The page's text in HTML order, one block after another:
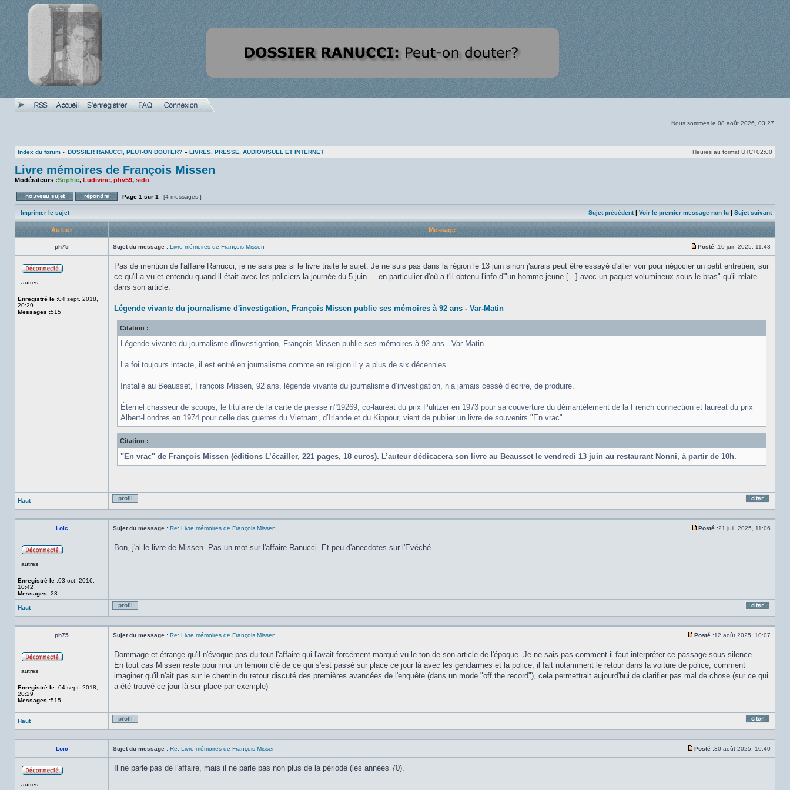
Nous sommes le 08 août 2026, 03:27
Index du forum » DOSSIER RANUCCI, PEUT-ON DOUTER? » LIVRES, PRESSE, AUDIOVISUEL ET INTERNET Heures au format UTC+02:00
Livre mémoires de François Missen
Modérateurs :Sophie, Ludivine, phv59, sido
Poster un nouveau sujetRépondre au sujet
Page 1 sur 1 [4 messages ]
Imprimer le sujet Sujet précédent| Voir le premier message non lu | Sujet suivant
Auteur Message
ph75 Sujet du message : Livre mémoires de François Missen
lu
Posté :10 juin 2025, 11:43
autres
Enregistré le :04 sept. 2018,
20:29
Messages :515
Pas de mention de l'affaire Ranucci, je ne sais pas si le livre traite le sujet. Je ne suis pas dans la région le 13 juin sinon j'aurais peut être essayé d'aller voir pour négocier un petit entretien, sur
ce qu'il a vu et entendu quand il était avec les policiers la journée du 5 juin ... en particulier d'où a t'il obtenu l'info d'"un homme jeune [...] avec un paquet volumineux sous le bras" qu'il relate
dans son article.
Légende vivante du journalisme d'investigation, François Missen publie ses mémoires à 92 ans - Var-Matin
Citation :
Légende vivante du journalisme d'investigation, François Missen publie ses mémoires à 92 ans - Var-Matin
La foi toujours intacte, il est entré en journalisme comme en religion il y a plus de six décennies.
Installé au Beausset, François Missen, 92 ans, légende vivante du journalisme d’investigation, n’a jamais cessé d’écrire, de produire.
Éternel chasseur de scoops, le titulaire de la carte de presse n°19269, co-lauréat du prix Pulitzer en 1973 pour sa couverture du démantèlement de la French connection et lauréat du prix
Albert-Londres en 1974 pour celle des guerres du Vietnam, d’Irlande et du Kippour, vient de publier un livre de souvenirs "En vrac".
Citation :
"En vrac" de François Missen (éditions L’écailler, 221 pages, 18 euros). L’auteur dédicacera son livre au Beausset le vendredi 13 juin au restaurant Nonni, à partir de 10h.
Haut
Profil
citant
le
Loic Sujet du message : Re: Livre mémoires de François Missen
Posté :21 juil. 2025, 11:06
autres
Enregistré le :03 oct. 2016,
10:42
Messages :23
Bon, j'ai le livre de Missen. Pas un mot sur l'affaire Ranucci. Et peu d'anecdotes sur l'Evéché.
Haut
Profil
citant
le
ph75 Sujet du message : Re: Livre mémoires de François Missen
lu
Posté :12 août 2025, 10:07
autres
Enregistré le :04 sept. 2018,
20:29
Messages :515
Dommage et étrange qu'il n'évoque pas du tout l'affaire qui l'avait forcément marqué vu le ton de son article de l'époque. Je ne sais pas comment il faut interpréter ce passage sous silence.
En tout cas Missen reste pour moi un témoin clé de ce qui s'est passé sur place ce jour là avec les gendarmes et la police, il fait notamment le retour dans la voiture de police, comment
imaginer qu'il n'ait pas sur le chemin du retour discuté des premières avancées de l'enquête (dans un mode "off the record"), cela permettrait aujourd'hui de clarifier pas mal de chose (sur ce qui
a été trouvé ce jour là sur place par exemple)
Haut
Profil
citant
le
Loic Sujet du message : Re: Livre mémoires de François Missen
Posté :30 août 2025, 10:40
autres
Il ne parle pas de l'affaire, mais il ne parle pas non plus de la période (les années 70).